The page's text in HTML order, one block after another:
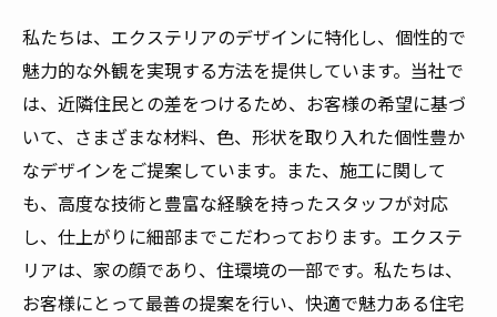
私たちは、エクステリアのデザインに特化し、個性的で
魅力的な外観を実現する方法を提供しています。当社で
は、近隣住民との差をつけるため、お客様の希望に基づ
いて、さまざまな材料、色、形状を取り入れた個性豊か
なデザインをご提案しています。また、施工に関して
も、高度な技術と豊富な経験を持ったスタッフが対応
し、仕上がりに細部までこだわっております。エクステ
リアは、家の顔であり、住環境の一部です。私たちは、
お客様にとって最善の提案を行い、快適で魅力ある住宅